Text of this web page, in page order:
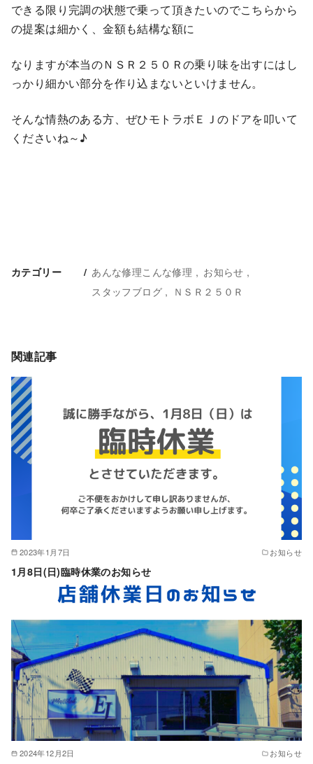
できる限り完調の状態で乗って頂きたいのでこちらから
の提案は細かく、金額も結構な額に
なりますが本当のＮＳＲ２５０Ｒの乗り味を出すにはし
っかり細かい部分を作り込まないといけません。
そんな情熱のある方、ぜひモトラボＥＪのドアを叩いて
くださいね～♪
カテゴリー あんな修理こんな修理
お知らせ
スタッフブログ
ＮＳＲ２５０Ｒ
関連記事
2023年1月7日 お知らせ
1月8日(日)臨時休業のお知らせ
2024年12月2日 お知らせ